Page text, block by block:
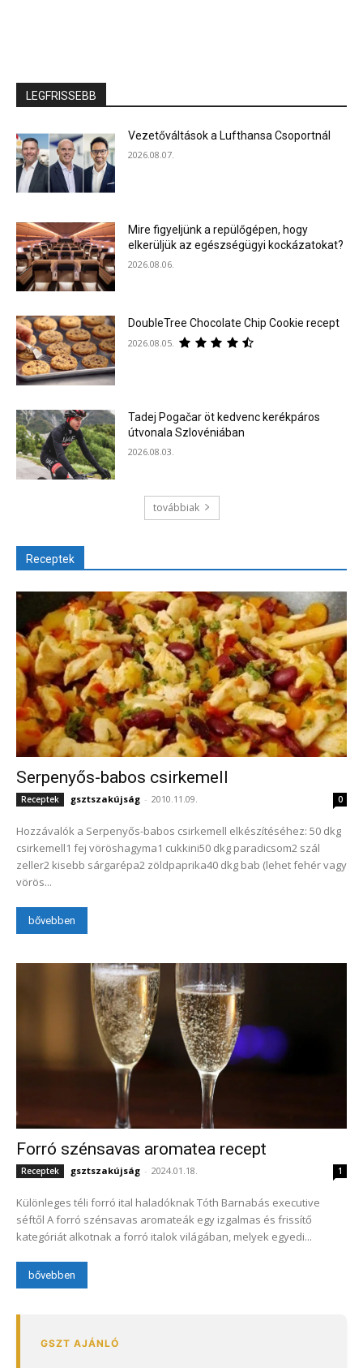
LEGFRISSEBB
Vezetőváltások a Lufthansa Csoportnál
2026.08.07.
Mire figyeljünk a repülőgépen, hogy
elkerüljük az egészségügyi kockázatokat?
2026.08.06.
DoubleTree Chocolate Chip Cookie recept
2026.08.05.
Tadej Pogačar öt kedvenc kerékpáros
útvonala Szlovéniában
2026.08.03.
továbbiak
Receptek
Serpenyős-babos csirkemell
Receptek gsztszakújság - 2010.11.09. 0
Hozzávalók a Serpenyős-babos csirkemell elkészítéséhez: 50 dkg
csirkemell1 fej vöröshagyma1 cukkini50 dkg paradicsom2 szál
zeller2 kisebb sárgarépa2 zöldpaprika40 dkg bab (lehet fehér vagy
vörös...
bővebben
Forró szénsavas aromatea recept
Receptek gsztszakújság - 2024.01.18. 1
Különleges téli forró ital haladóknak Tóth Barnabás executive
séftől A forró szénsavas aromateák egy izgalmas és frissítő
kategóriát alkotnak a forró italok világában, melyek egyedi...
bővebben